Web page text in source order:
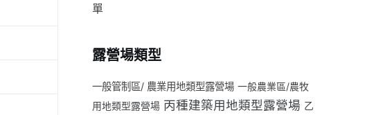
單
露營場類型
一般管制區/ 農業用地類型露營場 一般農業區/農牧
用地類型露營場 丙種建築用地類型露營場 乙